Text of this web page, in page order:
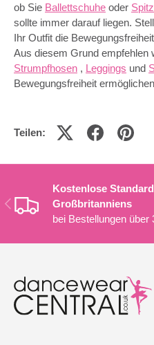
ob Sie Ballettschuhe oder
sollte immer darauf liegen.
Ihr Outfit die
Aus diesem Grund empfehlen
Strumpfhosen , Leggings und
Bewegungsfreiheit
Teilen:
VORHERIGE
Kostenlose
Großbritanniens
bei Bestellungen über